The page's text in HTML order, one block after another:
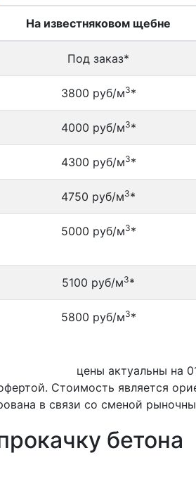
На известняковом щебне
Под заказ*
3800 руб/м3*
4000 руб/м3*
4300 руб/м3*
4750 руб/м3*
5000 руб/м3*
5100 руб/м3*
5800 руб/м3*
цены актуальны на
Стоимость является
в связи со сменой
бетона